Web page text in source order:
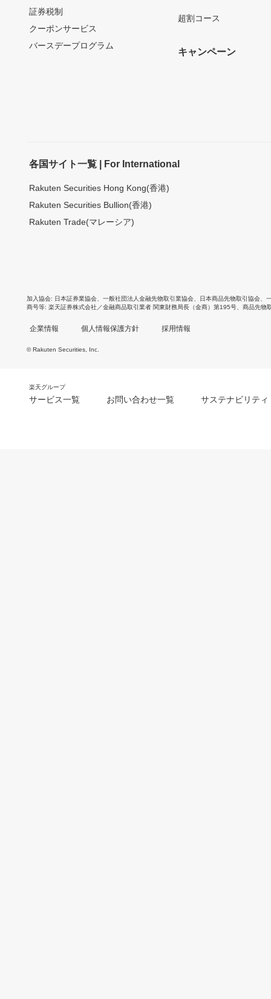
証券税制
クーポンサービス
バースデープログラム
超割コース
キャンペーン
各国サイト一覧 | For International
Rakuten Securities Hong Kong(香港)
Rakuten Securities Bullion(香港)
Rakuten Trade(マレーシア)
加入協会 日本証券業協会 一般社団法人金融先物取引業協会 日本商品先物取引協会
商号等 楽天証券株式会社／金融商品取引業者 関東財務局長（金商）第195号、商品先物
企業情報 個人情報保護方針 採用情報
© Rakuten Securities, Inc.
楽天グループ
サービス一覧 お問い合わせ一覧 サステナビリティ